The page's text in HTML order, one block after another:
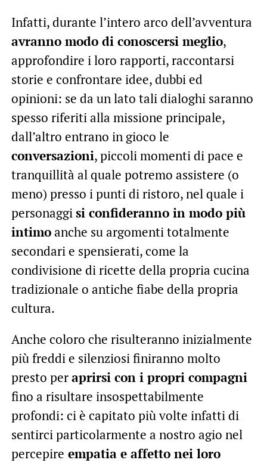
Infatti, durante l’intero arco dell’avventura
avranno modo di conoscersi meglio,
approfondire i loro rapporti, raccontarsi
storie e confrontare idee, dubbi ed
opinioni: se da un lato tali dialoghi saranno
spesso riferiti alla missione principale,
dall’altro entrano in gioco le
conversazioni, piccoli momenti di pace e
tranquillità al quale potremo assistere (o
meno) presso i punti di ristoro, nel quale i
personaggisi confideranno in modo più
intimoanche su argomenti totalmente
secondari e spensierati, come la
condivisione di ricette della propria cucina
tradizionale o antiche fiabe della propria
cultura.
Anche coloro che risulteranno inizialmente
più freddi e silenziosi finiranno molto
presto peraprirsi con i propri compagni
fino a risultare insospettabilmente
profondi: ci è capitato più volte infatti di
sentirci particolarmente a nostro agio nel
percepire empatia e affetto nei loro